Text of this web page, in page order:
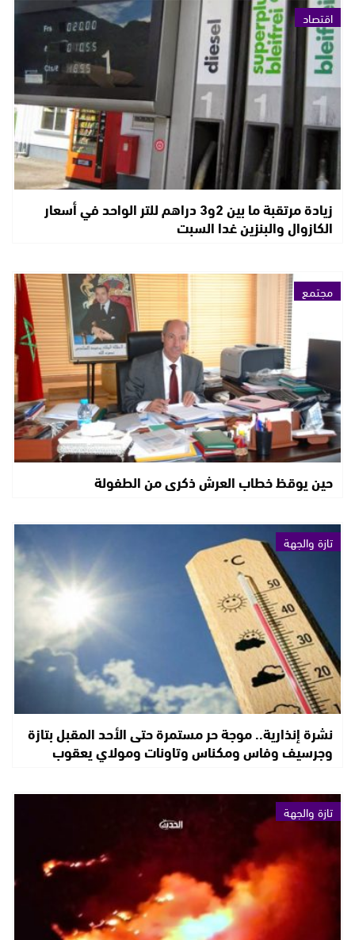
اقتصاد
زيادة مرتقبة ما بين 2و3 دراهم للتر الواحد في أسعار
الكازوال والبنزين غدا السبت
مجتمع
حين يوقظ خطاب العرش ذكرى من الطفولة
تازة والجهة
نشرة إنذارية.. موجة حر مستمرة حتى الأحد المقبل بتازة
وجرسيف وفاس ومكناس وتاونات ومولاي يعقوب
تازة والجهة